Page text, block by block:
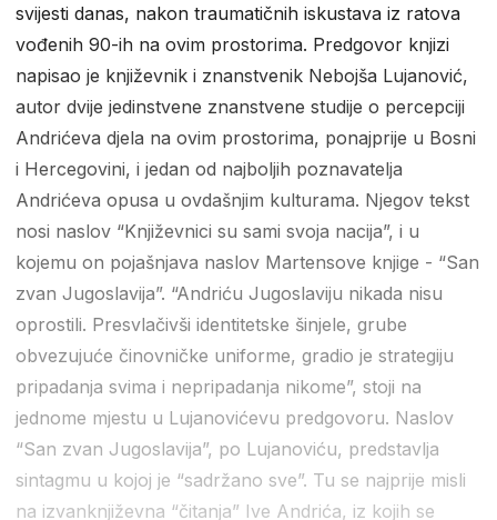
svijesti danas, nakon traumatičnih iskustava iz ratova
vođenih 90-ih na ovim prostorima. Predgovor knjizi
napisao je književnik i znanstvenik Nebojša Lujanović,
autor dvije jedinstvene znanstvene studije o percepciji
Andrićeva djela na ovim prostorima, ponajprije u Bosni
i Hercegovini, i jedan od najboljih poznavatelja
Andrićeva opusa u ovdašnjim kulturama. Njegov tekst
nosi naslov “Književnici su sami svoja nacija”, i u
kojemu on pojašnjava naslov Martensove knjige - “San
zvan Jugoslavija”. “Andriću Jugoslaviju nikada nisu
oprostili. Presvlačivši identitetske šinjele, grube
obvezujuće činovničke uniforme, gradio je strategiju
pripadanja svima i nepripadanja nikome”, stoji na
jednome mjestu u Lujanovićevu predgovoru. Naslov
“San zvan Jugoslavija”, po Lujanoviću, predstavlja
sintagmu u kojoj je “sadržano sve”. Tu se najprije misli
na izvanknjiževna “čitanja” Ive Andrića, iz kojih se